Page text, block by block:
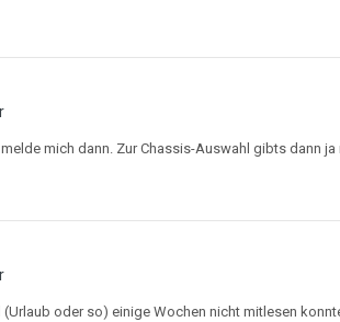
mich dann. Zur Chassis-Auswahl gibts dann ja
oder so) einige Wochen nicht mitlesen